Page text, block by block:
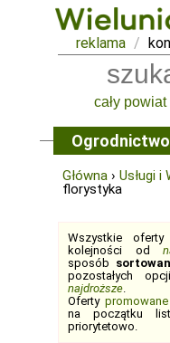
reklama /
Główna › Usługi i
florystyka
Wszystkie
kolejności od
sposób
pozostałych
najdroższe.
Oferty promowane
na początku
priorytetowo.